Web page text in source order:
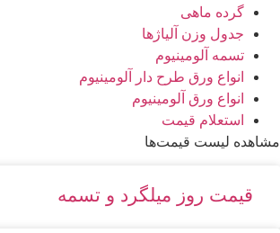
گرده ماهی
جدول وزن آلیاژها
تسمه آلومینیوم
انواع ورق طرح دار آلومینیوم
انواع ورق آلومینیوم
استعلام قیمت
مشاهده لیست قیمت‌ها
قیمت روز میلگرد و تسمه